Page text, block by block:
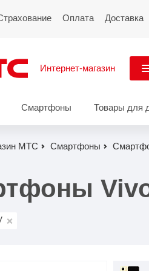
Оплата Доставка
Интернет-магазин
Смартфоны Товары для
МТС Смартфоны